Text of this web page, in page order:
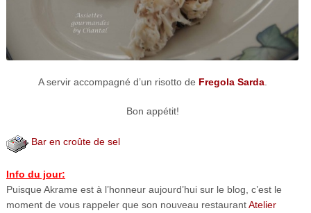
A servir accompagné d’un risotto de Fregola Sarda.
Bon appétit!
Bar en croûte de sel
Info du jour:
Puisque Akrame est à l’honneur aujourd’hui sur le blog, c’est le
moment de vous rappeler que son nouveau restaurantAtelier